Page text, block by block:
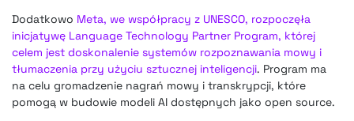
Dodatkowo Meta, we współpracy z UNESCO, rozpoczęła
inicjatywę Language Technology Partner Program, której
celem jest doskonalenie systemów rozpoznawania mowy i
tłumaczenia przy użyciu sztucznej inteligencji. Program ma
na celu gromadzenie nagrań mowy i transkrypcji, które
pomogą w budowie modeli AI dostępnych jako open source.